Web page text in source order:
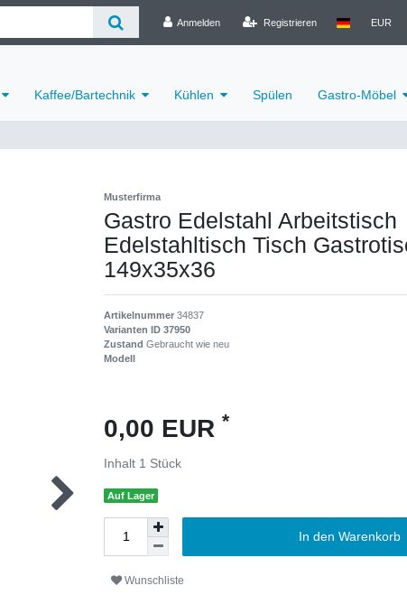
Anmelden Registrieren EUR
Kaffee/Bartechnik Kühlen Spülen Gastro-Möbel
Musterfirma
Gastro Edelstahl Arbeitstisch
Edelstahltisch Tisch
149x35x36
Artikelnummer 34837
Varianten ID 37950
Zustand Gebraucht wie neu
Modell
0,00 EUR *
Inhalt 1 Stück
Auf Lager
In den Warenkorb
Wunschliste